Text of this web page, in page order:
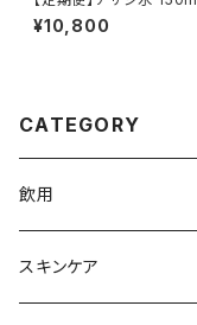
液 湿布液 バンブリアン3
液 送料無料
¥10,800
CATEGORY
飲用
バンブリアン
スキンケア